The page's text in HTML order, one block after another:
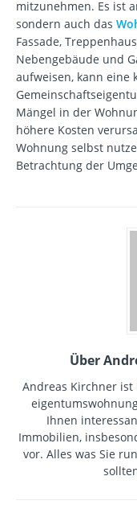
mitzunehmen. Es ist
sondern auch das
Fassade,
Nebengebäude und
aufweisen, kann eine
Mängel in der
höhere Kosten
Wohnung selbst
Betrachtung der
Über
Andreas Kirchner ist
Ihnen
Immobilien,
vor. Alles was Sie